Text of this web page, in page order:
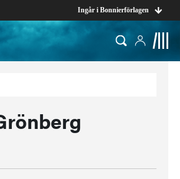
Ingår i Bonnierförlagen